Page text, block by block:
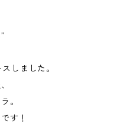
しました。
。
す！